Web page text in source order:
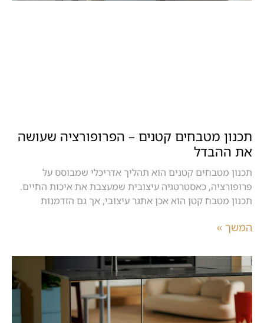
תכנון מטבחים קטנים – הפרופורציה שעושה
את ההבדל
תכנון מטבחים קטנים הוא תהליך אדריכלי שמבוסס על
פרופורציה, כאסטרטגיה עיצובית שמעצבת את איכות החיים.
תכנון מטבח קטן הוא אכן אתגר עיצובי, אך גם הזדמנות
המשך »